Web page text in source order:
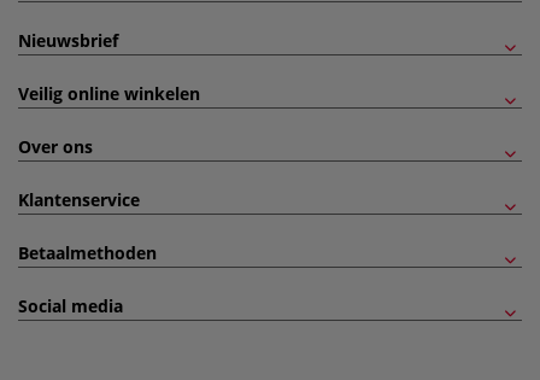
Nieuwsbrief
Veilig online winkelen
Over ons
Klantenservice
Betaalmethoden
Social media